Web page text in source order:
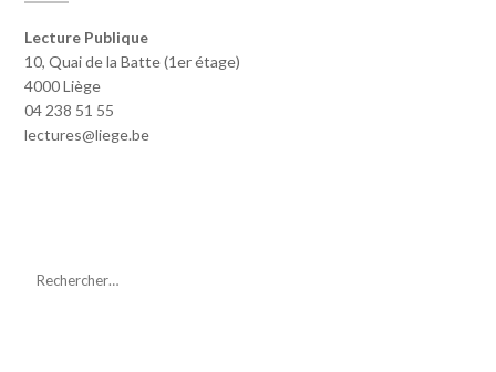
Lecture Publique
10, Quai de la Batte (1er étage)
4000 Liège
04 238 51 55
lectures@liege.be